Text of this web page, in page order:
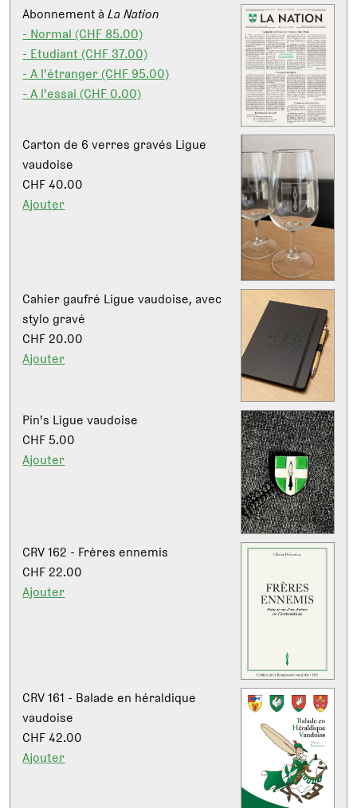
Abonnement àLa Nation
- Normal (CHF 85.00)
- Etudiant (CHF 37.00)
- A l'étranger (CHF 95.00)
- A l'essai (CHF 0.00)
Carton de 6 verres gravés Ligue
vaudoise
CHF 40.00
Ajouter
Cahier gaufré Ligue vaudoise, avec
stylo gravé
CHF 20.00
Ajouter
Pin's Ligue vaudoise
CHF 5.00
Ajouter
CRV 162 - Frères ennemis
CHF 22.00
Ajouter
CRV 161 - Balade en héraldique
vaudoise
CHF 42.00
Ajouter